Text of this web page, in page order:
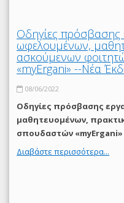
Οδηγίες πρόσβασης
ωφελουμένων,
ασκούμενων
«myErgani» --Νέα
08/06/2022
Οδηγίες πρόσβασης
μαθητευομένων,
σπουδαστών «myErgani»
Διαβάστε περισσότερα...